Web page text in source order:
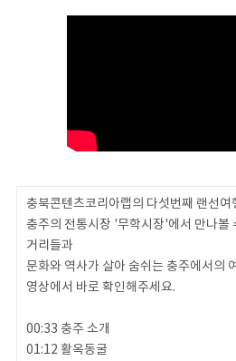
충북콘텐츠코리아랩의 다섯번째 랜선여
충주의 전통시장 '무학시장'에서 만나볼
거리들과
문화와 역사가 살아 숨쉬는 충주에서의
영상에서 바로 확인해주세요.
00:33 충주 소개
01:12 활옥동굴